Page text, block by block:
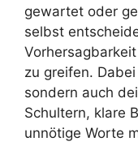
gewartet oder
selbst
zu greifen.
sondern auch
Schultern, klare
unnötige Worte